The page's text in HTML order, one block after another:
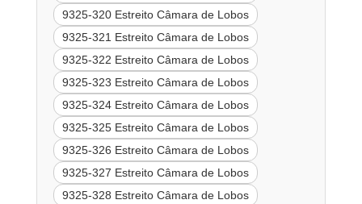
9325-320 Estreito Câmara de Lobos
9325-321 Estreito Câmara de Lobos
9325-322 Estreito Câmara de Lobos
9325-323 Estreito Câmara de Lobos
9325-324 Estreito Câmara de Lobos
9325-325 Estreito Câmara de Lobos
9325-326 Estreito Câmara de Lobos
9325-327 Estreito Câmara de Lobos
9325-328 Estreito Câmara de Lobos